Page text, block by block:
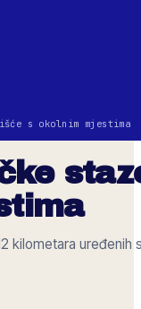
s okolnim mjestima
kilometara